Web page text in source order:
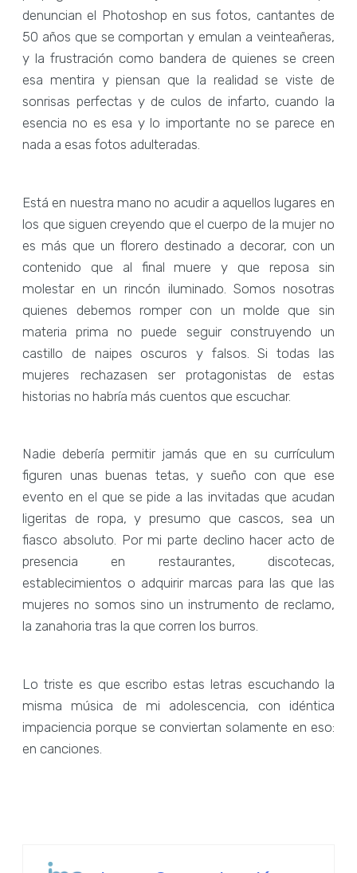
denuncian el Photoshop en sus fotos, cantantes de
50 años que se comportan y emulan a veinteañeras,
y la frustración como bandera de quienes se creen
esa mentira y piensan que la realidad se viste de
sonrisas perfectas y de culos de infarto, cuando la
esencia no es esa y lo importante no se parece en
nada a esas fotos adulteradas.
Está en nuestra mano no acudir a aquellos lugares en
los que siguen creyendo que el cuerpo de la mujer no
es más que un florero destinado a decorar, con un
contenido que al final muere y que reposa sin
molestar en un rincón iluminado. Somos nosotras
quienes debemos romper con un molde que sin
materia prima no puede seguir construyendo un
castillo de naipes oscuros y falsos. Si todas las
mujeres rechazasen ser protagonistas de estas
historias no habría más cuentos que escuchar.
Nadie debería permitir jamás que en su currículum
figuren unas buenas tetas, y sueño con que ese
evento en el que se pide a las invitadas que acudan
ligeritas de ropa, y presumo que cascos, sea un
fiasco absoluto. Por mi parte declino hacer acto de
presencia en restaurantes, discotecas,
establecimientos o adquirir marcas para las que las
mujeres no somos sino un instrumento de reclamo,
la zanahoria tras la que corren los burros.
Lo triste es que escribo estas letras escuchando la
misma música de mi adolescencia, con idéntica
impaciencia porque se conviertan solamente en eso:
en canciones.